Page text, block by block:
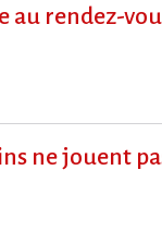
au rendez-
ne jouent